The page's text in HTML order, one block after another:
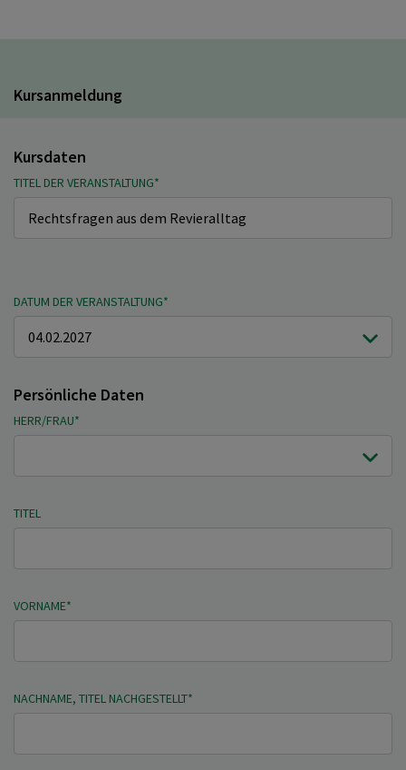
Kursanmeldung
Kursdaten
TITEL DER VERANSTALTUNG*
DATUM DER VERANSTALTUNG*
Persönliche Daten
HERR/FRAU*
TITEL
VORNAME*
NACHNAME, TITEL NACHGESTELLT*